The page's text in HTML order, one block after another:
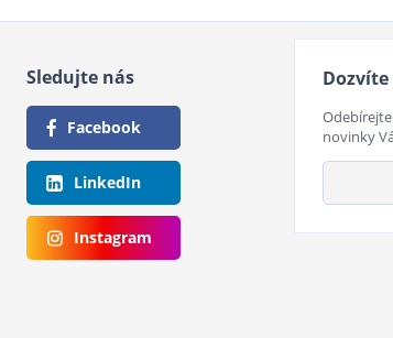
Sledujte nás
Facebook
LinkedIn
Instagram
novinky